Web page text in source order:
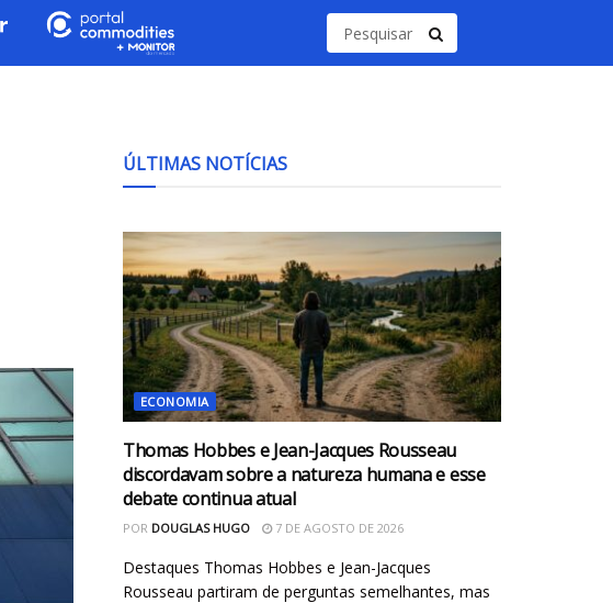
ÚLTIMAS NOTÍCIAS
ECONOMIA
Thomas Hobbes e Jean-Jacques Rousseau
discordavam sobre a natureza humana e esse
debate continua atual
POR DOUGLAS HUGO 7 DE AGOSTO DE 2026
Destaques Thomas Hobbes e Jean-Jacques
Rousseau partiram de perguntas semelhantes, mas